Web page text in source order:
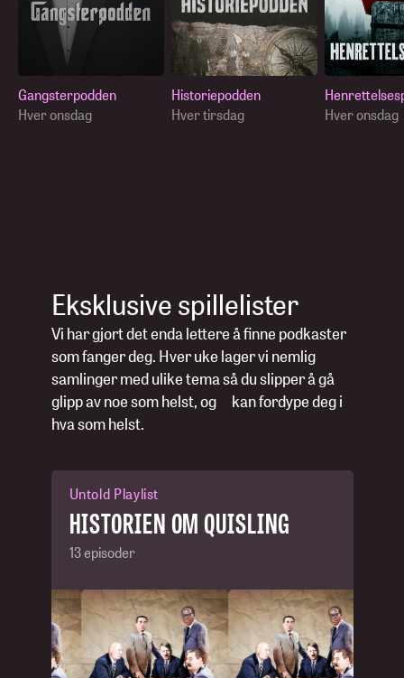
Gangsterpodden
Hver onsdag
Historiepodden
Hver tirsdag
Hver onsdag
Eksklusive spillelister
Vi har gjort det enda lettere å finne podkaster
som fanger deg. Hver uke lager vi nemlig
samlinger med ulike tema så du slipper å gå
glipp av noe som helst, og kan fordype deg i
hva som helst.
Untold Playlist
HISTORIEN OM QUISLING
13 episoder